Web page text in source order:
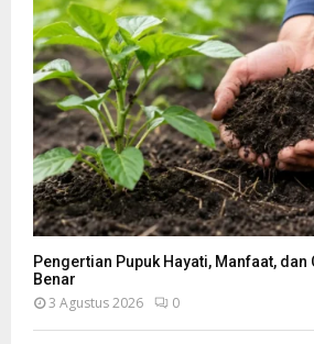
Pengertian Pupuk Hayati, Manfaat, dan
Benar
3 Agustus 2026 0